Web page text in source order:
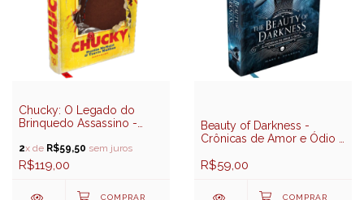
Chucky: O Legado do
Brinquedo Assassino -
2x de R$59,50 sem juros
R$119,00
Beauty of Darkness -
Crônicas de Amor e Ódio -
R$59,00